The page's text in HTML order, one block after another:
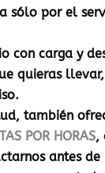
sólo por el
con carga y
quieras
también
POR HORAS,
antes